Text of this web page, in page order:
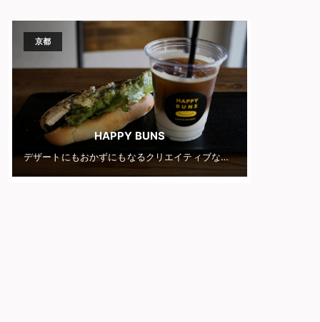
京都
HAPPY BUNS
デザートにもおかずにもなるクリエイティブなコッペパンを食らう